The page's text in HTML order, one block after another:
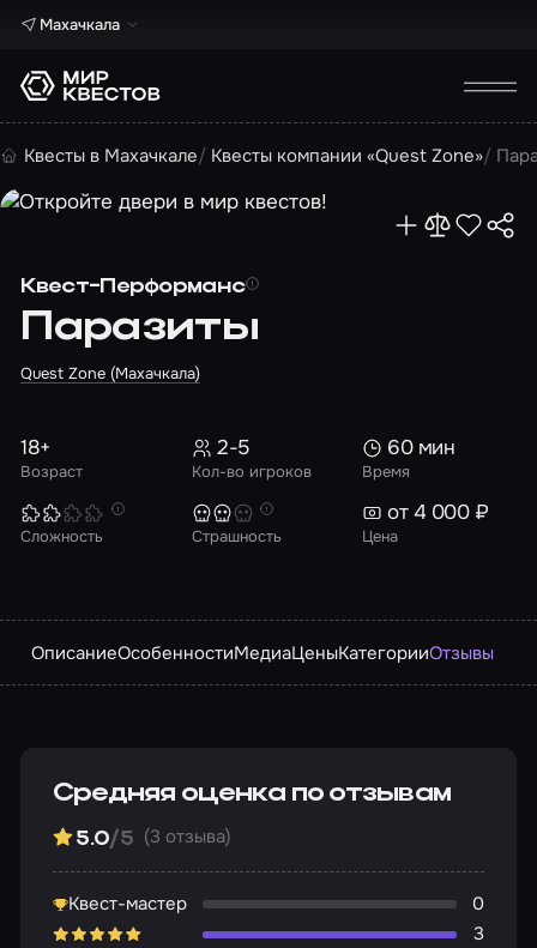
Махачкала
Квесты в Махачкале Квесты компании «Quest Zone»
Квест-Перформанс
Паразиты
Quest Zone (Махачкала)
Возраст
18+
Кол-во игроков
2-5
Время
60 мин
Сложность Страшность Цена
от 4 000 ₽
ОписаниеОсобенностиМедиаЦеныКатегорииОтзывы
Средняя оценка по отзывам
5.0/5 (3 отзыва)
Квест-мастер
0
3